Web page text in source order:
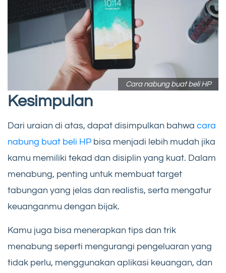
Cara nabung buat beli HP
Kesimpulan
Dari uraian di atas, dapat disimpulkan bahwa cara
nabung buat beli HP bisa menjadi lebih mudah jika
kamu memiliki tekad dan disiplin yang kuat. Dalam
menabung, penting untuk membuat target
tabungan yang jelas dan realistis, serta mengatur
keuanganmu dengan bijak.
Kamu juga bisa menerapkan tips dan trik
menabung seperti mengurangi pengeluaran yang
tidak perlu, menggunakan aplikasi keuangan, dan